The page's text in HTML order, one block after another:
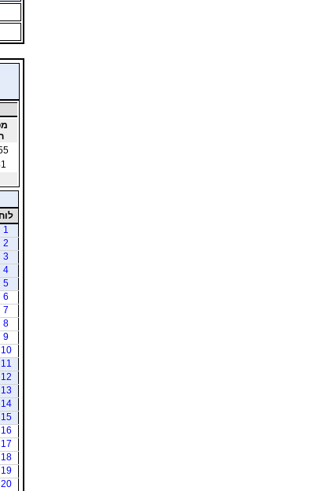
לוח
1
2
3
4
5
6
7
8
9
10
11
12
13
14
15
16
17
18
19
20